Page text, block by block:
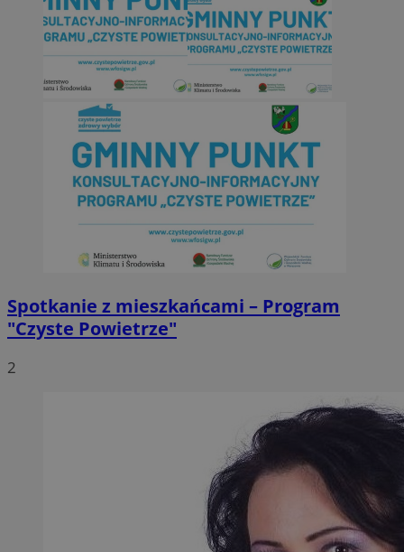
Spotkanie z mieszkańcami – Program
"Czyste Powietrze"
2